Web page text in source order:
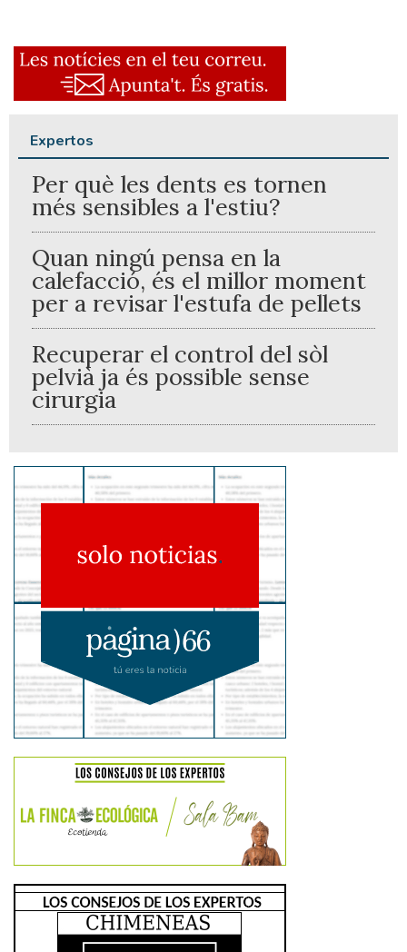
Expertos
Per què les dents es tornen
més sensibles a l'estiu?
Quan ningú pensa en la
calefacció, és el millor moment
per a revisar l'estufa de pellets
Recuperar el control del sòl
pelvià ja és possible sense
cirurgia